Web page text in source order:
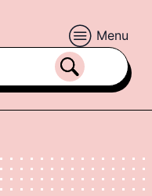
Menu